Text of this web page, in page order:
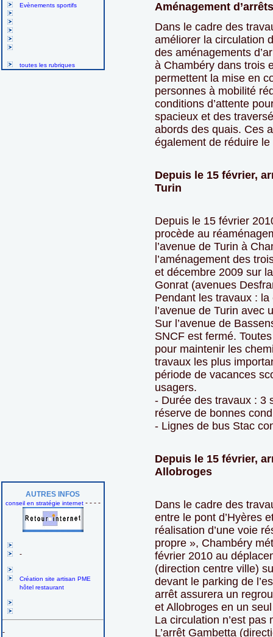
Evènements sportifs
toutes les rubriques
AUTRES INFOS
conseil en stratégie internet - - - -
-
Création site artisan PME
hôtel restaurant
-
Aménagement
Dans le cadre des
améliorer la circulation
des aménagements
à Chambéry dans trois
permettent la mise en
personnes à mobilité
conditions d’attente
spacieux et des
abords des quais. Ces
également de réduire le
Depuis le 15 février,
Turin
Depuis le 15 février
procède au
l’avenue de Turin à
l’aménagement des
et décembre 2009 sur
Gonrat (avenues
Pendant les travaux :
l’avenue de Turin
Sur l’avenue de
SNCF est fermé.
pour maintenir les
travaux les plus
période de vacances
usagers.
- Durée des travaux : 3
réserve de bonnes
- Lignes de bus Stac
Depuis le 15 février,
Allobroges
Dans le cadre des
entre le pont d’Hyères
réalisation d’une voie
propre », Chambéry
février 2010 au
(direction centre ville)
devant le parking de
arrêt assurera un
et Allobroges en un
La circulation n’est
L’arrêt Gambetta